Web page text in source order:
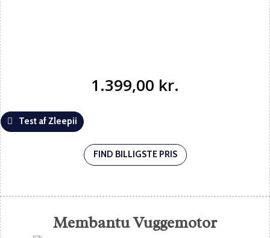
1.399,00 kr.
Test af Zleepii
FIND BILLIGSTE PRIS
Membantu Vuggemotor